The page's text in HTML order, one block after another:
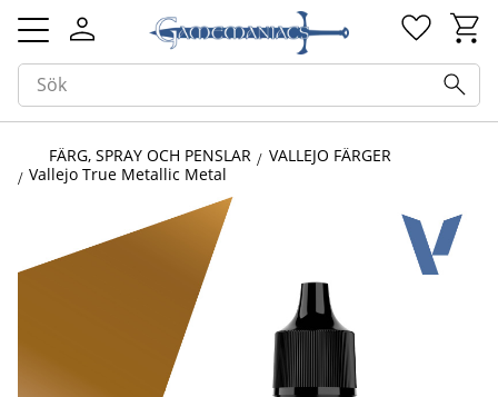
Meny
FÄRG, SPRAY OCH PENSLAR
VALLEJO FÄRGER
Vallejo True Metallic Metal